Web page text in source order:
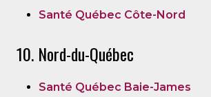
Santé Québec Côte-Nord
10. Nord-du-Québec
Santé Québec Baie-James